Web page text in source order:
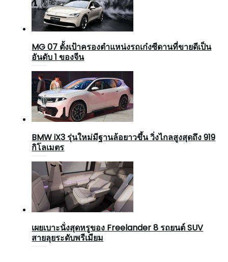
MG 07 ตั้งเป้าครองตำแหน่งรถเก๋งซีดานที่ขายดีเป็น
อันดับ 1 ของจีน
BMW iX3 รุ่นใหม่มีฐานล้อยาวขึ้น วิ่งไกลสูงสุดถึง 919
กิโลเมตร
เผยเบาะนั่งสุดหรูของ Freelander 8 รถยนต์ SUV
สายลุยระดับพรีเมียม